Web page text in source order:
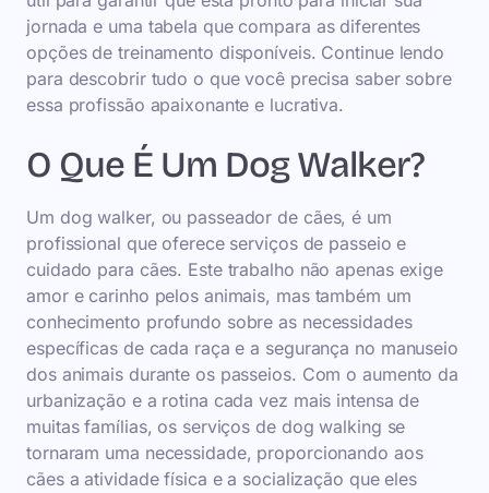
jornada e uma tabela que compara as diferentes
opções de treinamento disponíveis. Continue lendo
para descobrir tudo o que você precisa saber sobre
essa profissão apaixonante e lucrativa.
O Que É Um Dog Walker?
Um dog walker, ou passeador de cães, é um
profissional que oferece serviços de passeio e
cuidado para cães. Este trabalho não apenas exige
amor e carinho pelos animais, mas também um
conhecimento profundo sobre as necessidades
específicas de cada raça e a segurança no manuseio
dos animais durante os passeios. Com o aumento da
urbanização e a rotina cada vez mais intensa de
muitas famílias, os serviços de dog walking se
tornaram uma necessidade, proporcionando aos
cães a atividade física e a socialização que eles